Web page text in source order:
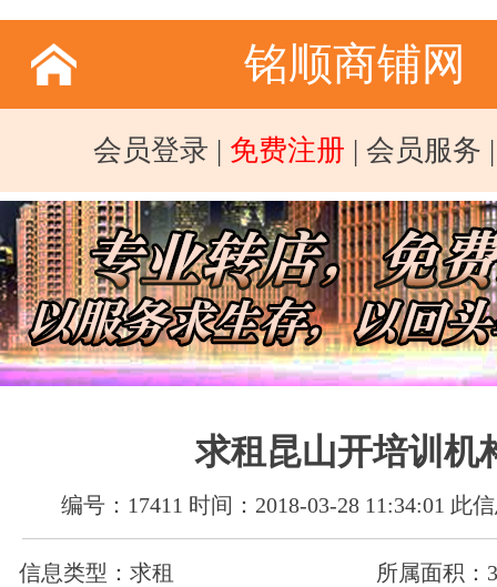
铭顺商铺网
会员登录 | 免费注册 | 会员服务
求租昆山开培训机
编号：17411 时间：2018-03-28 11:34:01 此
信息类型：求租
所属面积：